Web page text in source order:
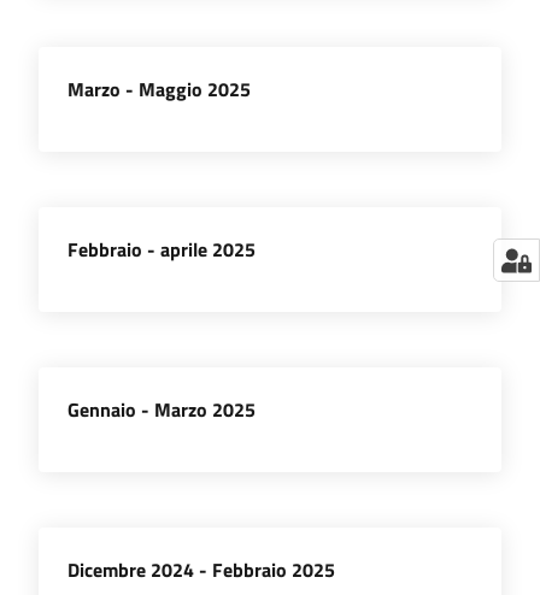
Marzo - Maggio 2025
Febbraio - aprile 2025
Gennaio - Marzo 2025
Dicembre 2024 - Febbraio 2025